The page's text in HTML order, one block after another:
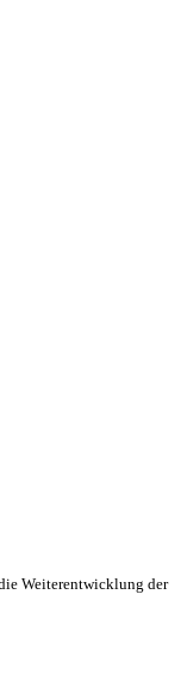
Weiterentwicklung der